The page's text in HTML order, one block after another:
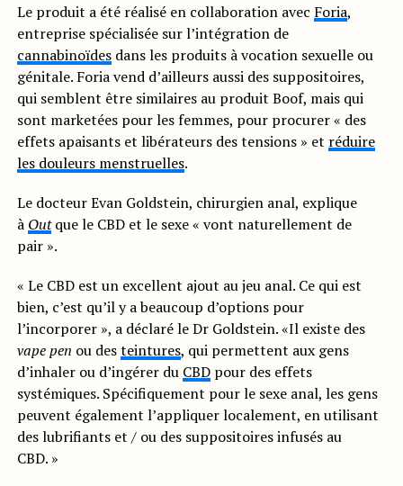
Le produit a été réalisé en collaboration avec Foria,
entreprise spécialisée sur l’intégration de
cannabinoïdesdans les produits à vocation sexuelle ou
génitale. Foria vend d’ailleurs aussi des suppositoires,
qui semblent être similaires au produit Boof, mais qui
sont marketées pour les femmes, pour procurer « des
effets apaisants et libérateurs des tensions » et réduire
les douleurs menstruelles.
Le docteur Evan Goldstein, chirurgien anal, explique
à Outque le CBD et le sexe « vont naturellement de
pair ».
« Le CBD est un excellent ajout au jeu anal. Ce qui est
bien, c’est qu’il y a beaucoup d’options pour
l’incorporer », a déclaré le Dr Goldstein. «Il existe des
vape pen ou desteintures, qui permettent aux gens
d’inhaler ou d’ingérer du CBDpour des effets
systémiques. Spécifiquement pour le sexe anal, les gens
peuvent également l’appliquer localement, en utilisant
des lubrifiants et / ou des suppositoires infusés au
CBD. »